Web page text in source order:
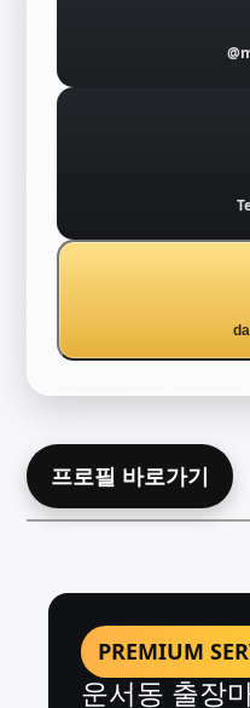
프로필 바로가기
PREMIUM
운서동 출장